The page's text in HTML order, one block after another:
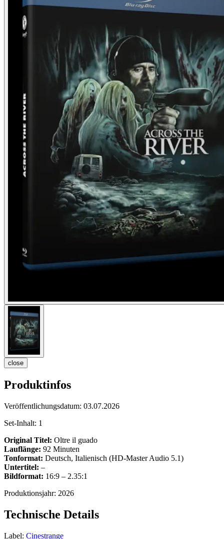
close
Produktinfos
Veröffentlichungsdatum: 03.07.2026
Set-Inhalt: 1
Original Titel: Oltre il guado
Lauflänge: 92 Minuten
Tonformat: Deutsch, Italienisch (HD-Master Audio 5.1)
Untertitel: –
Bildformat: 16:9 – 2.35:1
Produktionsjahr: 2026
Technische Details
Label: Cinestrange